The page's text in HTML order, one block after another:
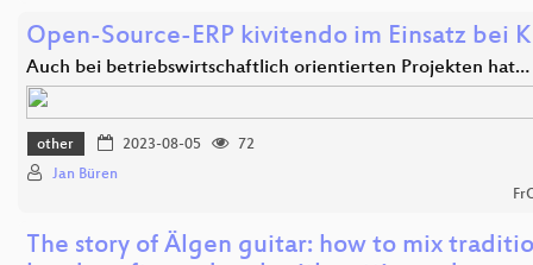
Open-Source-ERP kivitendo im Einsatz bei
Auch bei betriebswirtschaftlich orientierten Projekten hat…
other 2023-08-05
72
Jan Büren
The story of Älgen guitar: how to mix